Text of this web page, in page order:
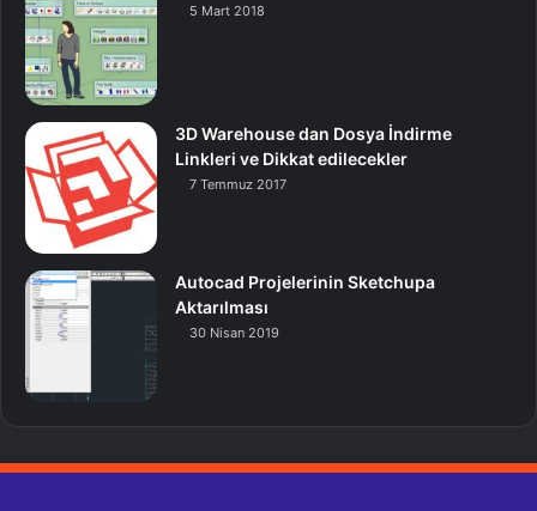
5 Mart 2018
3D Warehouse dan Dosya İndirme
Linkleri ve Dikkat edilecekler
7 Temmuz 2017
Autocad Projelerinin Sketchupa
Aktarılması
30 Nisan 2019